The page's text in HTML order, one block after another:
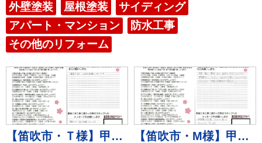
外壁塗装 屋根塗装
サイディング
アパート・マンション
防水工事
その他のリフォーム
【笛吹市・Ｔ様】甲府市・笛吹市の外壁塗装・屋根塗装・雨漏り補修ならアマノ塗装店へ 【笛吹市・M様】甲府市・笛吹市の外壁塗装・屋根塗装・雨漏り補修ならアマノ塗装店へ